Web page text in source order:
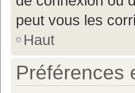
peut vous les
Haut
Préférences